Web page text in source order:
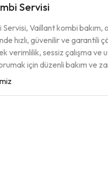
Servisi
Vaillant kombi bakım,
hızlı, güvenilir ve garantili
verimlilik, sessiz çalışma ve
için düzenli bakım ve